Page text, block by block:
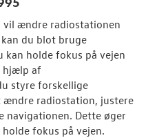
vil ændre radiostationen
du blot bruge
kan holde fokus på vejen
hjælp af
styre forskellige
radiostation, justere
Dette øger
fokus på vejen.